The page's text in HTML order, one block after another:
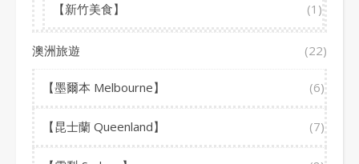
【新竹美食】 (1)
澳洲旅遊 (22)
【墨爾本 Melbourne】 (6)
【昆士蘭 Queenland】 (7)